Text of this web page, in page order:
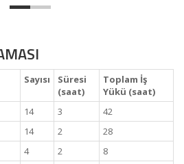
Sayısı
Süresi
(saat)
Toplam İş
Yükü (saat)
14 3
42
14 2
28
4 2
8